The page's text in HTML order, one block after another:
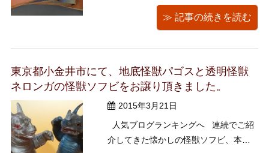
り頂きました。 時代を反映した様々な
記事が納まっていますので、 数回に分
≫ 記事の続きを読む
東京都小金井市にて、地底怪獣パゴスと透明怪獣
ネロンガの怪獣ソフビをお譲り頂きました。
2015年3月21日
人気ブログランキングへ 連続でご紹
介してきた懐かしの怪獣ソフビ、本日